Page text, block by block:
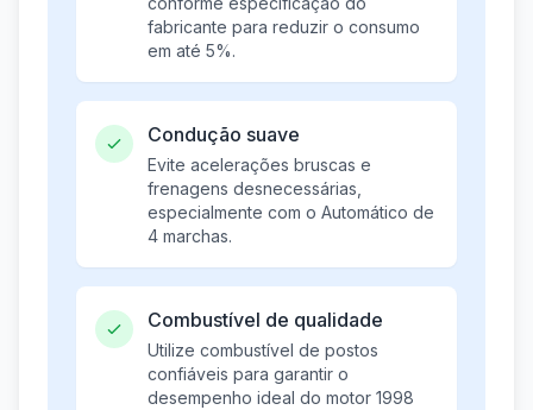
fabricante para reduzir o consumo
em até 5%.
Condução suave
Evite acelerações bruscas e
frenagens desnecessárias,
especialmente com o Automático de
4 marchas.
Combustível de qualidade
Utilize combustível de postos
confiáveis para garantir o
desempenho ideal do motor 1998